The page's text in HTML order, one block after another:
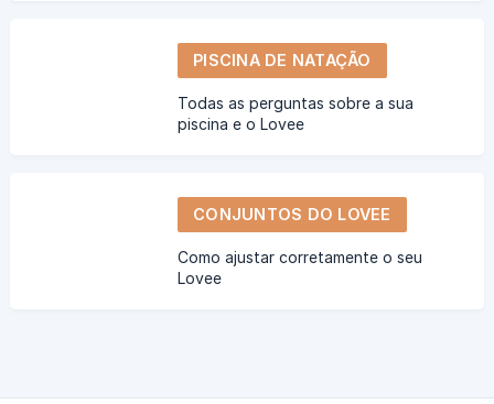
PISCINA DE NATAÇÃO
Todas as perguntas sobre a sua
piscina e o Lovee
CONJUNTOS DO LOVEE
Como ajustar corretamente o seu
Lovee